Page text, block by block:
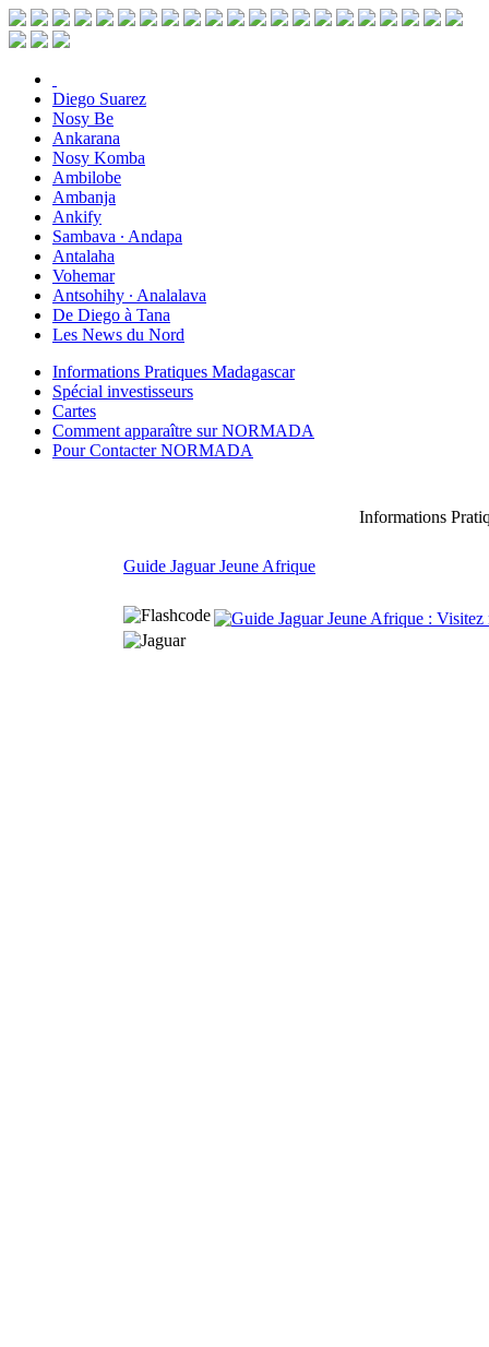
Diego Suarez
Nosy Be
Ankarana
Nosy Komba
Ambilobe
Ambanja
Ankify
Sambava ∙ Andapa
Antalaha
Vohemar
Antsohihy ∙ Analalava
De Diego à Tana
Les News du Nord
Informations Pratiques Madagascar
Spécial investisseurs
Cartes
Comment apparaître sur NORMADA
Pour Contacter NORMADA
Informations
Guide Jaguar Jeune Afrique